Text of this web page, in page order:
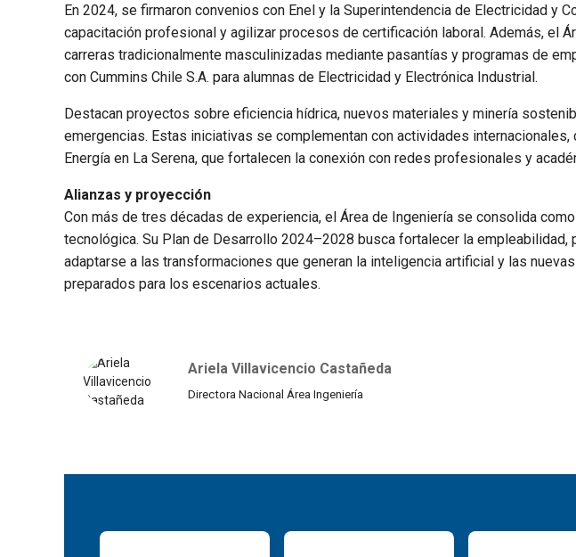
En 2024, se firmaron convenios con Enel y la Superintendencia de Electricidad y
capacitación profesional y agilizar procesos de certificación laboral. Además, el
carreras tradicionalmente masculinizadas mediante pasantías y programas de
con Cummins Chile S.A. para alumnas de Electricidad y Electrónica Industrial.
Destacan proyectos sobre eficiencia hídrica, nuevos materiales y minería
emergencias. Estas iniciativas se complementan con actividades
Energía en La Serena, que fortalecen la conexión con redes profesionales y
Alianzas y proyección
Con más de tres décadas de experiencia, el Área de Ingeniería se consolida
tecnológica. Su Plan de Desarrollo 2024–2028 busca fortalecer la empleabilidad,
adaptarse a las transformaciones que generan la inteligencia artificial y las
preparados para los escenarios actuales.
Ariela Villavicencio Castañeda
Directora Nacional Área Ingeniería